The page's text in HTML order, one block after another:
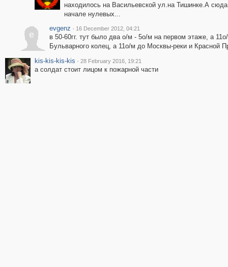
находилось на Васильевской ул.на Тишинке.А
начале нулевых...
e
evgenz · 16 December 2012, 04:21
в 50-60гг. тут было два о/м - 5о/м на первом этаже, а
Бульварного колец, а 11о/м до Москвы-реки и Красной
kis-kis-kis-kis · 28 February 2016, 19:21
а солдат стоит лицом к пожарной части